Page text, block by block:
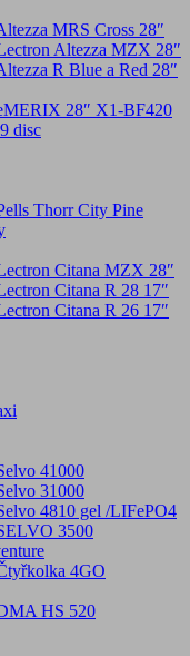
Cross 28″
MZX 28″
Blue a Red 28″
28″ X1-BF420
disc
City Pine
MZX 28″
R 28 17″
R 26 17″
gel /LIFePO4
3500
4GO
520